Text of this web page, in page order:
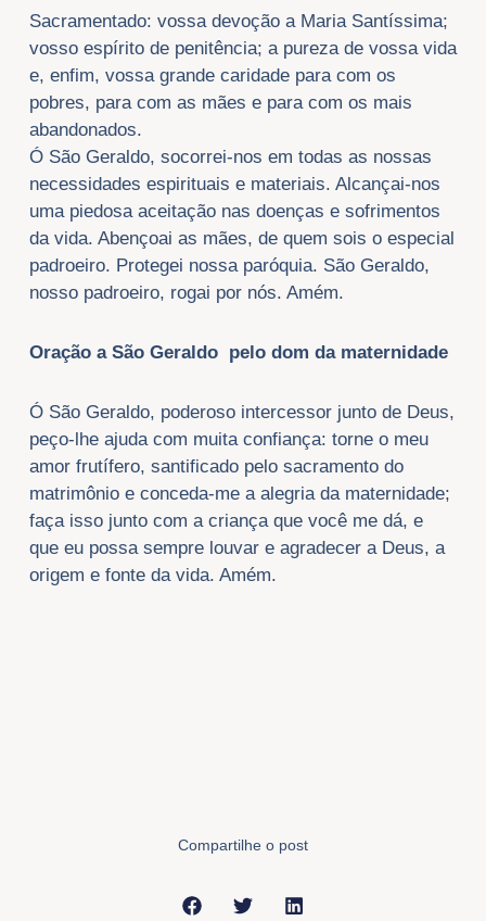
Sacramentado: vossa devoção a Maria Santíssima;
vosso espírito de penitência; a pureza de vossa vida
e, enfim, vossa grande caridade para com os
pobres, para com as mães e para com os mais
abandonados.
Ó São Geraldo, socorrei-nos em todas as nossas
necessidades espirituais e materiais. Alcançai-nos
uma piedosa aceitação nas doenças e sofrimentos
da vida. Abençoai as mães, de quem sois o especial
padroeiro. Protegei nossa paróquia. São Geraldo,
nosso padroeiro, rogai por nós. Amém.
Oração a São Geraldo pelo dom da maternidade
Ó São Geraldo, poderoso intercessor junto de Deus,
peço-lhe ajuda com muita confiança: torne o meu
amor frutífero, santificado pelo sacramento do
matrimônio e conceda-me a alegria da maternidade;
faça isso junto com a criança que você me dá, e
que eu possa sempre louvar e agradecer a Deus, a
origem e fonte da vida. Amém.
Compartilhe o post